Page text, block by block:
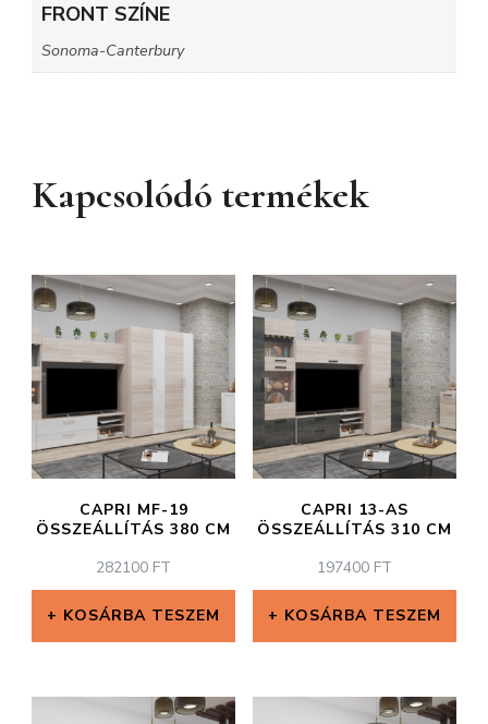
FRONT SZÍNE
Sonoma-Canterbury
Kapcsolódó termékek
CAPRI MF-19
ÖSSZEÁLLÍTÁS 380 CM
282100 FT
KOSÁRBA TESZEM
CAPRI 13-AS
ÖSSZEÁLLÍTÁS 310 CM
197400 FT
KOSÁRBA TESZEM